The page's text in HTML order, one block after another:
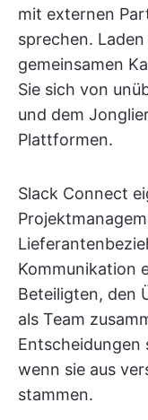
mit externen
sprechen.
gemeinsamen
Sie sich von
und dem
Plattformen.
Slack Connect
Kommunikation
Beteiligten, den
als Team
Entscheidungen
wenn sie aus
stammen.